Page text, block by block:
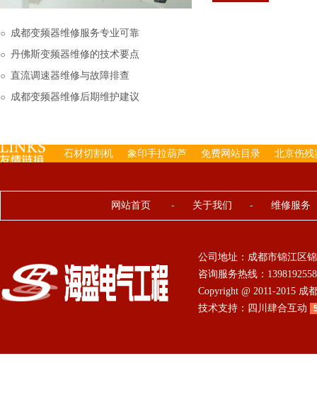
下来的，机内已经存有
成都变频器维修服务专业可靠
丹佛斯变频器维修的技术要点
直流调速器维修与故障排查
成都变频器维修后期维护建议
石材切割机 象印手拉葫芦 免费网站目录 北京伤残
网站首页 - 关于我们 - 维修服务
公司地址：成都市锦江区
咨询服务热线：
Copyright @ 2011-2015
技术支持： 四川肆合互动